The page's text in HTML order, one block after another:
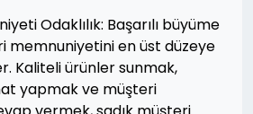
Odaklılık: Başarılı büyüme
memnuniyetini en üst düzeye
Kaliteli ürünler sunmak,
yapmak ve müşteri